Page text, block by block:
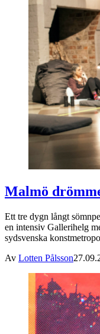
Malmö
Ett tre dygn långt
en intensiv Gallerihelg
sydsvenska
Av Lotten Pålsson